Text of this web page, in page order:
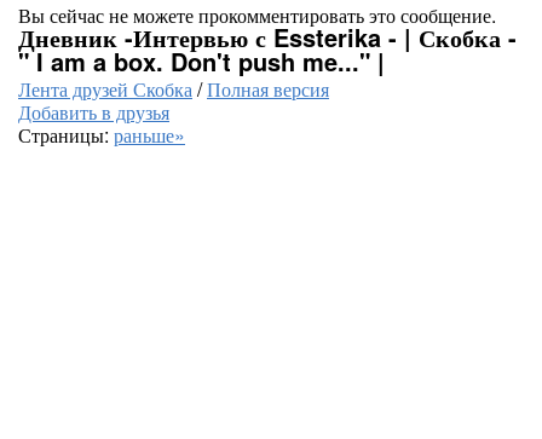
Вы сейчас не можете прокомментировать это сообщение.
Дневник -Интервью с Essterika - | Скобка -
" I am a box. Don't push me..." |
Лента друзей Скобка/Полная версия
Добавить в друзья
Страницы: раньше»